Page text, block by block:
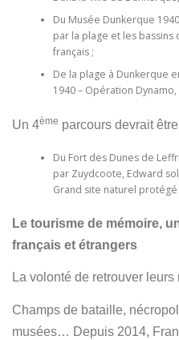
Du Musée Dunkerque
par la plage et les bassins
français ;
De la plage à Dunkerque
1940 – Opération
Un 4ème parcours devrait
Du Fort des Dunes de
par Zuydcoote, Edward
Grand site naturel
Le tourisme de mémoire,
français et étrangers
La volonté de retrouver leurs
Champs de bataille,
musées… Depuis 2014,